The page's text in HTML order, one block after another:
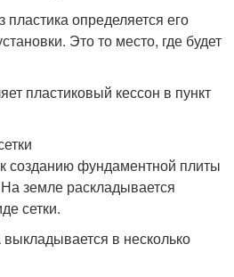
определяется его
Это то место, где будет
пластиковый кессон в пункт
созданию фундаментной плиты
земле раскладывается
сетки.
в несколько